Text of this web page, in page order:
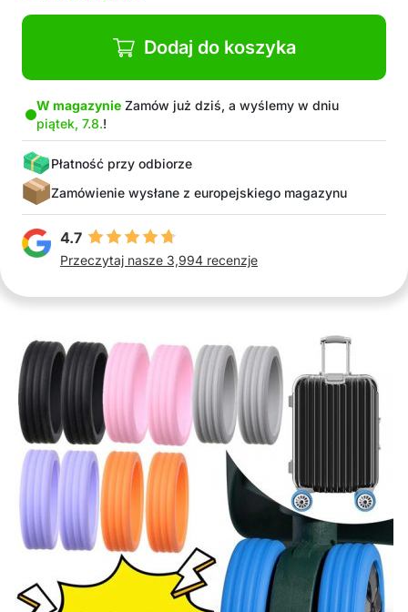
Dodaj do koszyka
W magazynie Zamów już dziś, a wyślemy w dniu
piątek, 7.8.!
Płatność przy odbiorze
Zamówienie wysłane z europejskiego magazynu
4.7
Przeczytaj nasze 3,994 recenzje